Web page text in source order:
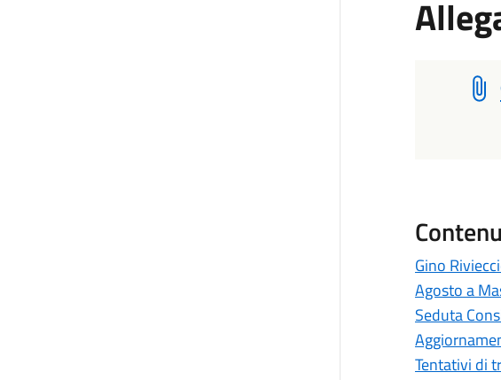
Gino
Agosto a
Seduta
Tentativi di